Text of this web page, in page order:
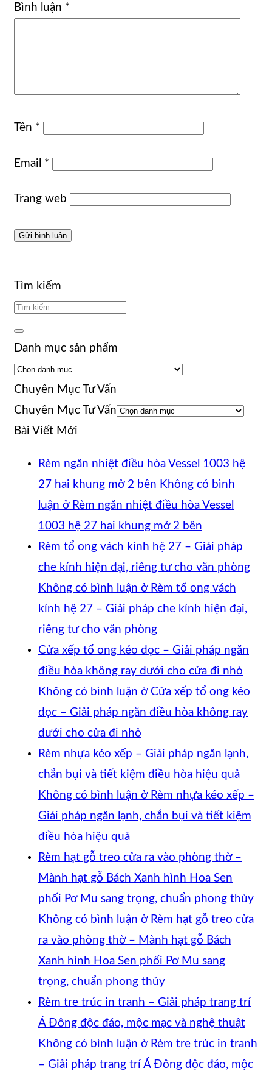
Bình luận *
Tên *
Email *
Trang web
Tìm kiếm
Danh mục sản phẩm
Chuyên Mục Tư Vấn
Chuyên Mục Tư Vấn
Bài Viết Mới
Rèm ngăn nhiệt điều hòa Vessel 1003 hệ
27 hai khung mở 2 bên Không có bình
luận ở Rèm ngăn nhiệt điều hòa Vessel
1003 hệ 27 hai khung mở 2 bên
Rèm tổ ong vách kính hệ 27 – Giải pháp
che kính hiện đại, riêng tư cho văn phòng
Không có bình luận ở Rèm tổ ong vách
kính hệ 27 – Giải pháp che kính hiện đại,
riêng tư cho văn phòng
Cửa xếp tổ ong kéo dọc – Giải pháp ngăn
điều hòa không ray dưới cho cửa đi nhỏ
Không có bình luận ở Cửa xếp tổ ong kéo
dọc – Giải pháp ngăn điều hòa không ray
dưới cho cửa đi nhỏ
Rèm nhựa kéo xếp – Giải pháp ngăn lạnh,
chắn bụi và tiết kiệm điều hòa hiệu quả
Không có bình luận ở Rèm nhựa kéo xếp –
Giải pháp ngăn lạnh, chắn bụi và tiết kiệm
điều hòa hiệu quả
Rèm hạt gỗ treo cửa ra vào phòng thờ –
Mành hạt gỗ Bách Xanh hình Hoa Sen
phối Pơ Mu sang trọng, chuẩn phong thủy
Không có bình luận ở Rèm hạt gỗ treo cửa
ra vào phòng thờ – Mành hạt gỗ Bách
Xanh hình Hoa Sen phối Pơ Mu sang
trọng, chuẩn phong thủy
Rèm tre trúc in tranh – Giải pháp trang trí
Á Đông độc đáo, mộc mạc và nghệ thuật
Không có bình luận ở Rèm tre trúc in tranh
– Giải pháp trang trí Á Đông độc đáo, mộc